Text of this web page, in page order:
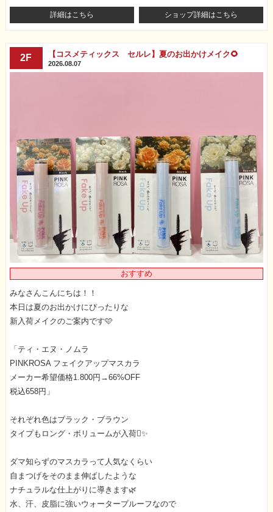
詳細はこちら ショップ詳細はこちら
2F 【コスメティックス セルレ】夏のお出かけメイク🌻
2026.08.07
おすすめ
みなさんこんにちは！！
本日は夏のお出かけにぴったりな
新入荷メイクのご案内です🩷
「ティ・エヌ・ノムラ
PINKROSA フェイクアップマスカラ
メーカー希望価格1.800円→66%OFF
税込658円」
それぞれ色はブラック・ブラウン
タイプもロング・ボリュームが入荷🫪✨
ダマ知らずのマスカラって人気なくらい
自まつげをそのまま伸ばしたような
ナチュラルな仕上がりに導きます🌿
水、汗、皮脂に強いウォータープルーフなので